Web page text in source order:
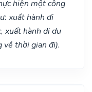
hiện một công
xuất hành đi
xuất hành di du
về thời gian đi).